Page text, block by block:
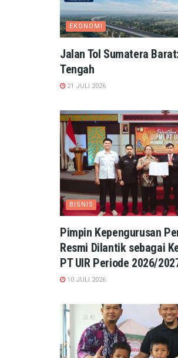
EKONOMI
Jalan Tol Sumatera
Tengah
21 JULI 2026
BISNIS
Pimpin Kepengurusan
Resmi Dilantik sebagai
PT UIR Periode 2026/
10 JULI 2026